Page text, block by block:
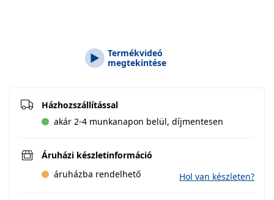
Termékvideó
megtekintése
Házhozszállítással
akár 2-4 munkanapon belül, díjmentesen
Áruházi készletinformáció
áruházba rendelhető
Hol van készleten?